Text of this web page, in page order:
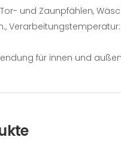
und Zaunpfählen,
Verarbeitungstemperatur:
für innen und